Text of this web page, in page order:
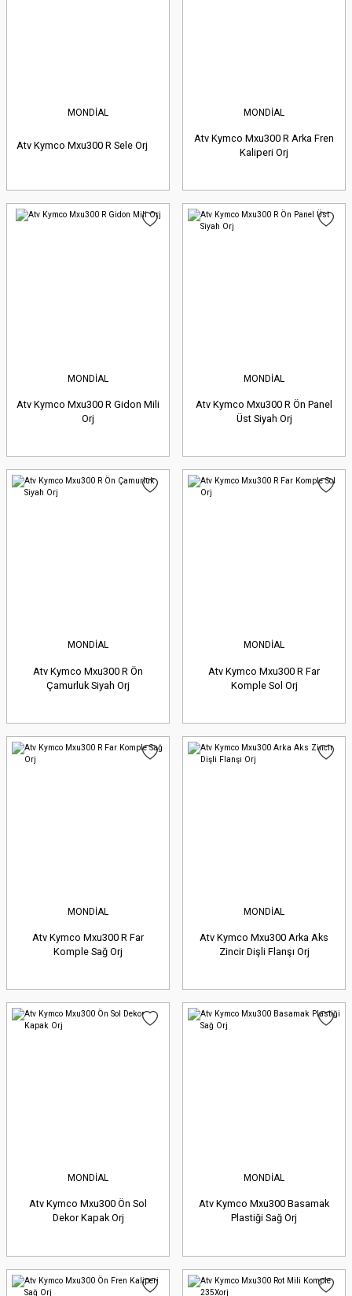
MONDİAL
Atv Kymco Mxu300 R Sele Orj
MONDİAL
Atv Kymco Mxu300 R Arka Fren
Kaliperi Orj
MONDİAL
Atv Kymco Mxu300 R Gidon Mili
Orj
MONDİAL
Atv Kymco Mxu300 R Ön Panel
Üst Siyah Orj
MONDİAL
Atv Kymco Mxu300 R Ön
Çamurluk Siyah Orj
MONDİAL
Atv Kymco Mxu300 R Far
Komple Sol Orj
MONDİAL
Atv Kymco Mxu300 R Far
Komple Sağ Orj
MONDİAL
Atv Kymco Mxu300 Arka Aks
Zincir Dişli Flanşı Orj
MONDİAL
Atv Kymco Mxu300 Ön Sol
Dekor Kapak Orj
MONDİAL
Atv Kymco Mxu300 Basamak
Plastiği Sağ Orj